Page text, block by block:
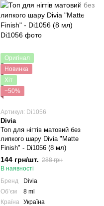
Оригінал
Новинка
Хіт
−50%
Артикул: Di1056
Divia
Топ для нігтів матовий без
липкого шару Divia "Matte
Finish" - Di1056 (8 мл)
144 грн/шт. 288 грн
В наявності
Бренд
Divia
Обʼєм
8 ml
Країна Україна